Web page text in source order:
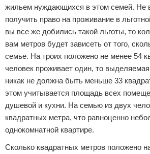
жильем нуждающихся в этом семей. Не
получить право на проживание в
вы все же добились такой льготы, то
вам метров будет зависеть от того,
семье. На троих положено не менее 54
человек проживает один, то
никак не должна быть меньше 33
этом учитывается площадь всех
душевой и кухни. На семью из двух
квадратных метра, что равноценно
однокомнатной квартире.
Сколько квадратных метров положено